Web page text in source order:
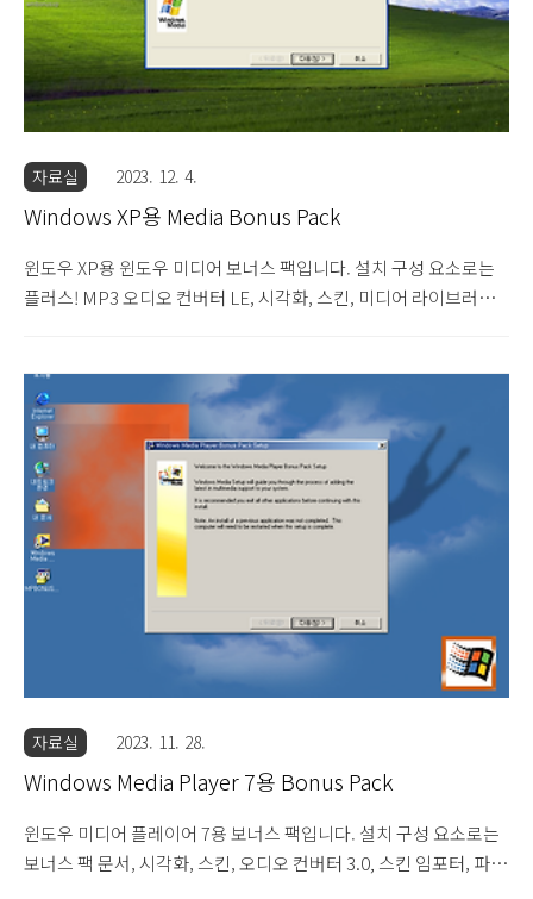
자료실 2023. 12. 4.
Windows XP용 Media Bonus Pack
윈도우 XP용 윈도우 미디어 보너스 팩입니다. 설치 구성 요소로는
플러스! MP3 오디오 컨버터 LE, 시각화, 스킨, 미디어 라이브러리
사, 스킨 임포터, 무비 메이커 음향 효과, 타이틀 이미지, 배경 음악
팩이 있습니다. 보너스 팩 자체는 영문판이지만 한글판 윈도우에 설
치 가능합니다. 18.2MB 설치 파일입니다.
자료실 2023. 11. 28.
Windows Media Player 7용 Bonus Pack
윈도우 미디어 플레이어 7용 보너스 팩입니다. 설치 구성 요소로는
보너스 팩 문서, 시각화, 스킨, 오디오 컨버터 3.0, 스킨 임포터, 파워